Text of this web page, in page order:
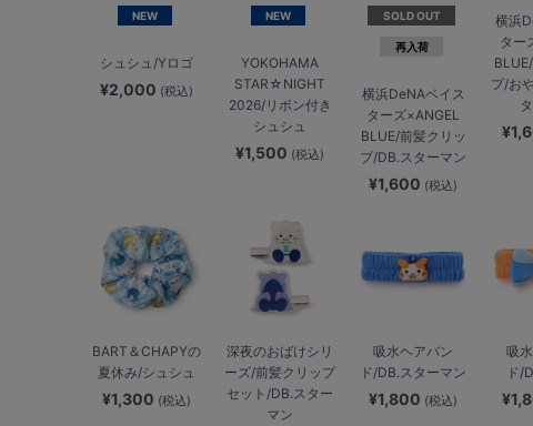
NEW
シュシュ/Yロゴ
¥2,000 (税込)
NEW
YOKOHAMA
STAR☆NIGHT
2026/リボン付き
シュシュ
¥1,500 (税込)
SOLD OUT
再入荷
横浜DeNAベイス
ターズ×ANGEL
BLUE/前髪クリッ
プ/DB.スターマン
¥1,600 (税込)
横浜
ター
プ/お
BART＆CHAPYの
夏休み/シュシュ
¥1,300 (税込)
深夜のおばけシリ
ーズ/前髪クリップ
セット/DB.スター
マン
吸水ヘアバン
ド/DB.スターマン
¥1,800 (税込)
吸
ド/